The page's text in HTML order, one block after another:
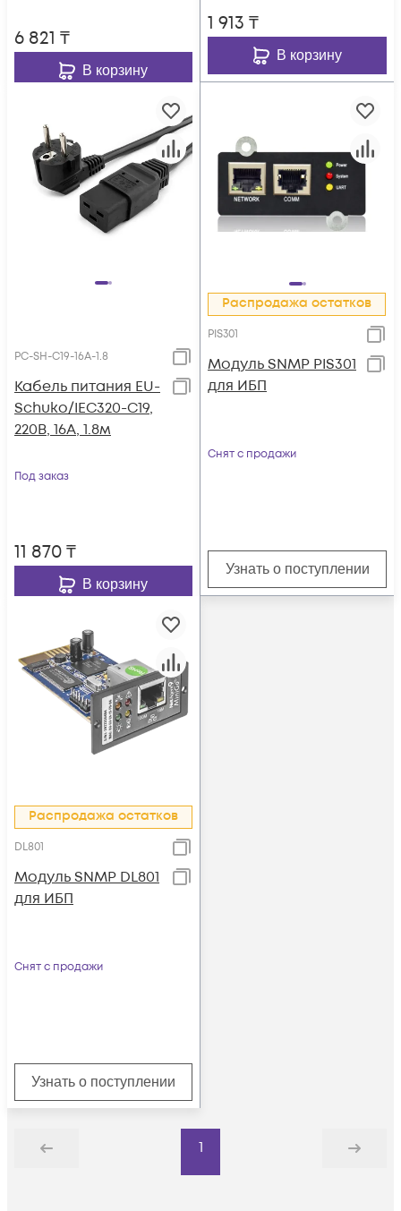
6 821 ₸
В корзину
1 913 ₸
В корзину
PC-SH-C19-16A-1.8
Кабель питания EU-
Schuko/IEC320-C19,
220B, 16А, 1.8м
Под заказ
11 870₸
В корзину
Распродажа остатков
PIS301
Модуль SNMP PIS301
для ИБП
Снят с продажи
Узнать о поступлении
Распродажа остатков
DL801
Модуль SNMP DL801
для ИБП
Снят с продажи
Узнать о поступлении
Назад
1
Дальше